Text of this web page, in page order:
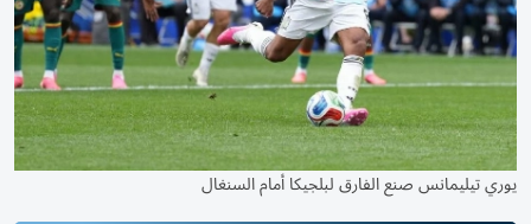
يوري تيليمانس صنع الفارق لبلجيكا أمام السنغال